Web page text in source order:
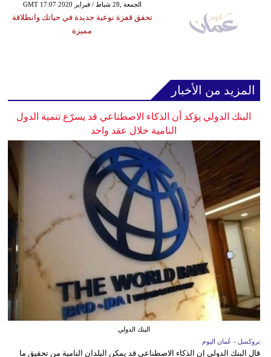
GMT 17:07 2020 الجمعة ,28 شباط / فبراير
تحقق قفزة نوعية جديدة في حياتك وانطلاقة
مميزة
المزيد من الأخبار
البنك الدولي يؤكد أن الذكاء الاصطناعي قد يسرّع تنمية الدول
النامية خلال عقد واحد
البنك الدولي
بروكسل - عُمان اليوم
قال البنك الدولي إن الذكاء الاصطناعي قد يمكن البلدان النامية من تحقيق ما